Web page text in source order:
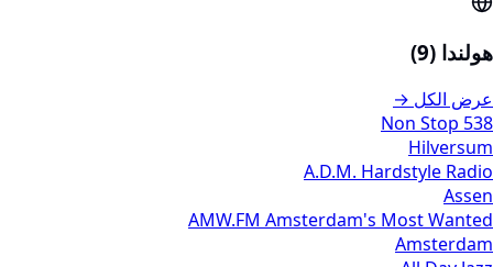
هولندا (9)
عرض الكل →
538 Non Stop
Hilversum
A.D.M. Hardstyle Radio
Assen
AMW.FM Amsterdam's Most Wanted
Amsterdam